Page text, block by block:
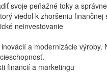
svoje peňažné toky a
viedol k zhoršeniu finančnej
neinvestovanie
a modernizácie
financií a marketingu